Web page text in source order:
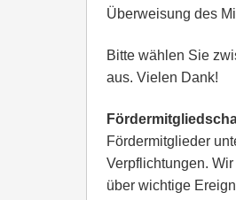
Überweisung des
Bitte wählen Sie
aus. Vielen Dank!
Fördermitglieder
Verpflichtungen.
über wichtige